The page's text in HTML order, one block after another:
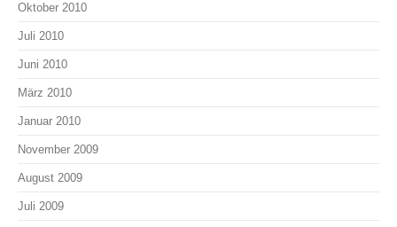
Oktober 2010
Juli 2010
Juni 2010
März 2010
Januar 2010
November 2009
August 2009
Juli 2009